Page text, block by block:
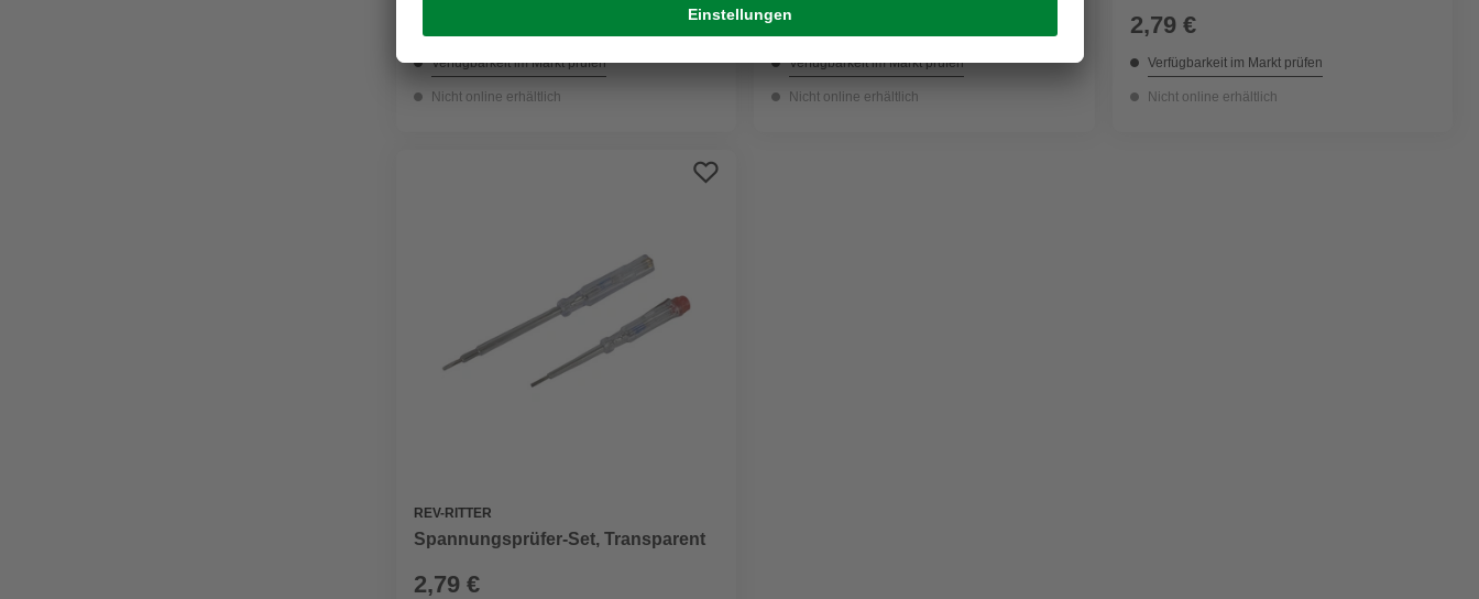
Verfügbarkeit im Markt prüfen
Nicht online erhältlich
3,39 €
Verfügbarkeit im Markt prüfen
Nicht online erhältlich
2,79 €
Verfügbarkeit im Markt prüfen
Nicht online erhältlich
REV-RITTER
Spannungsprüfer-Set, Transparent
2,79 €